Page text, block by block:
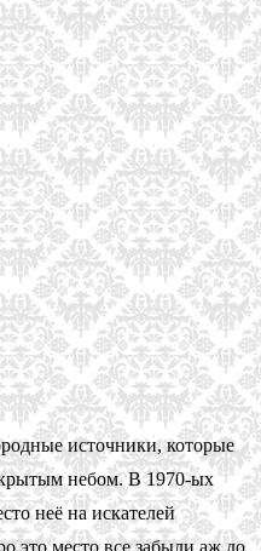
источники, которые
небом. В 1970-ых
неё на искателей
это место все забыли аж до